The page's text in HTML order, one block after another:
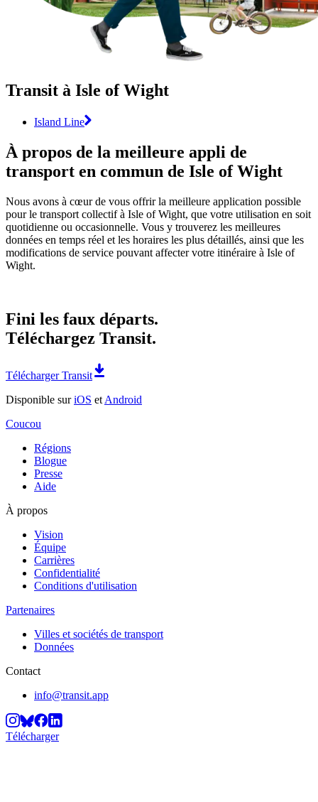
Transit à Isle of Wight
Island Line
À propos de la meilleure appli de
transport en commun de Isle of Wight
Nous avons à cœur de vous offrir la meilleure application possible
pour le transport collectif à Isle of Wight, que votre utilisation en soit
quotidienne ou occasionnelle. Vous y trouverez les meilleures
données en temps réel et les horaires les plus détaillés, ainsi que les
modifications de service pouvant affecter votre itinéraire à Isle of
Wight.
Fini les faux départs.
Téléchargez Transit.
Télécharger Transit
Disponible suriOS et Android
Coucou
Régions
Blogue
Presse
Aide
À propos
Vision
Équipe
Carrières
Confidentialité
Conditions d'utilisation
Partenaires
Villes et sociétés de transport
Données
Contact
info@transit.app
Télécharger